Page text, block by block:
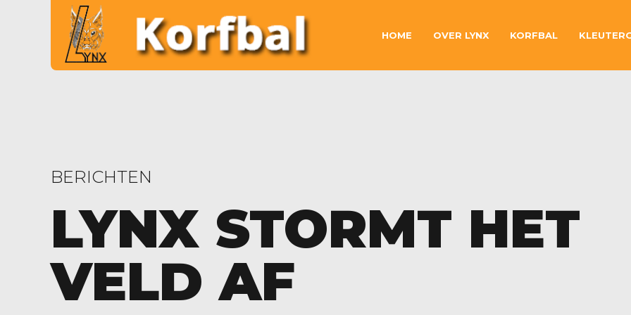
HOME OVER LYNX KORFBAL
BERICHTEN
LYNX STORMT HET
VELD AF